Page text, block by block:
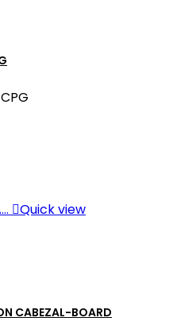
Quick view
CABEZAL-BOARD